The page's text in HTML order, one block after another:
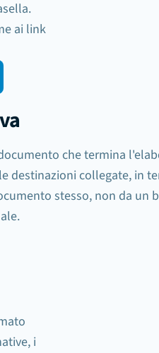
ai link
Aggiungi
che termina
destinazioni collegate, in
stesso, non da un
i